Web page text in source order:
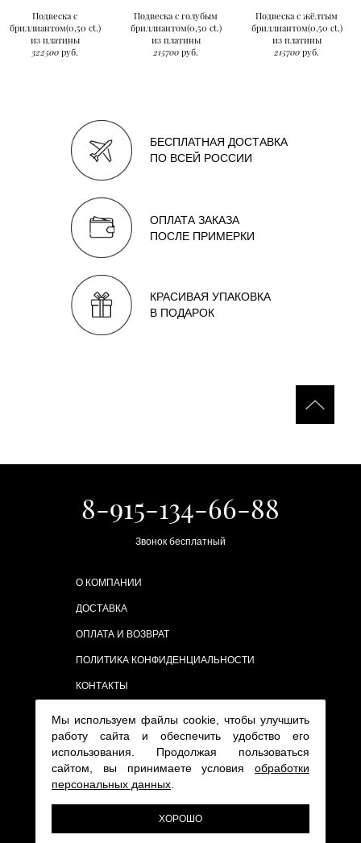
Подвеска с
бриллиантом(0,50 ct.)
из платины
322500 руб.
Подвеска с голубым
бриллиантом(0,50 ct.)
из платины
215700 руб.
Подвеска с жёлтым
бриллиантом(0,50 ct.)
из платины
215700 руб.
БЕСПЛАТНАЯ ДОСТАВКА
ПО ВСЕЙ РОССИИ
ОПЛАТА ЗАКАЗА
ПОСЛЕ ПРИМЕРКИ
КРАСИВАЯ УПАКОВКА
В ПОДАРОК
8-915-134-66-88
Звонок бесплатный
О КОМПАНИИ
ДОСТАВКА
ОПЛАТА И ВОЗВРАТ
ПОЛИТИКА КОНФИДЕНЦИАЛЬНОСТИ
КОНТАКТЫ
Мы используем файлы cookie, чтобы улучшить
работу сайта и обеспечить удобство его
использования. Продолжая пользоваться
сайтом, вы принимаете условия обработки
персональных данных
ХОРОШО